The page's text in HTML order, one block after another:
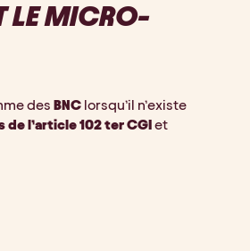
LE MICRO-
des BNC lorsqu’il n’existe
de l’article 102 ter CGI et